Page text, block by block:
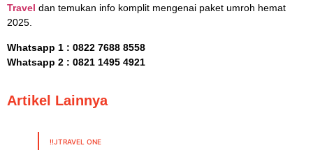
Travel dan temukan info komplit mengenai paket umroh hemat
2025.
Whatsapp 1 : 0822 7688 8558
Whatsapp 2 : 0821 1495 4921
Artikel Lainnya
!!JTRAVEL ONE